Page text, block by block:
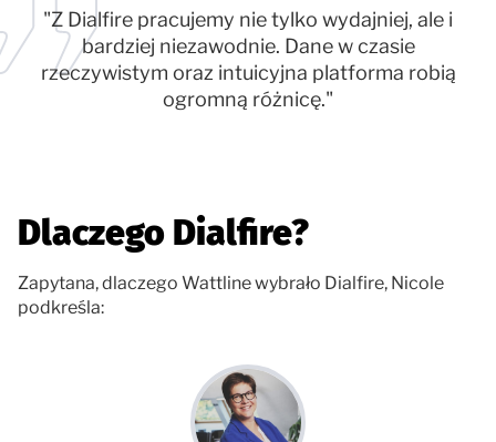
"Z Dialfire pracujemy nie tylko wydajniej, ale i
bardziej niezawodnie. Dane w czasie
rzeczywistym oraz intuicyjna platforma robią
ogromną różnicę."
Dlaczego Dialfire?
Zapytana, dlaczego Wattline wybrało Dialfire, Nicole
podkreśla: